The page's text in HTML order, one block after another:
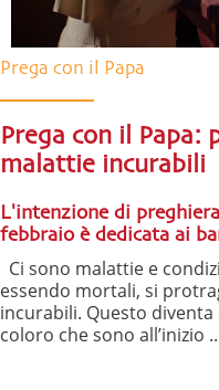
Prega con il Papa
Prega con il Papa:
malattie incurabili
L'intenzione di
febbraio è dedicata ai
Ci sono malattie e
essendo mortali, si
incurabili. Questo
coloro che sono all’inizio